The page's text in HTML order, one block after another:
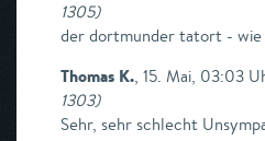
1305)
der dortmunder tatort - wie
Thomas K., 15. Mai, 03:03
1303)
Sehr, sehr schlecht